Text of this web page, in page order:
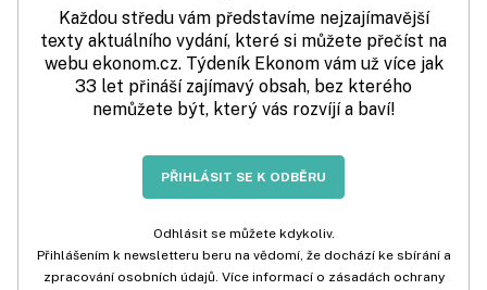
Každou středu vám představíme nejzajímavější
texty aktuálního vydání, které si můžete přečíst na
webu ekonom.cz. Týdeník Ekonom vám už více jak
33 let přináší zajímavý obsah, bez kterého
nemůžete být, který vás rozvíjí a baví!
PŘIHLÁSIT SE K ODBĚRU
Odhlásit se můžete kdykoliv.
Přihlášením k newsletteru beru na vědomí, že dochází ke sbírání a
zpracování osobních údajů. Více informací o zásadách ochrany